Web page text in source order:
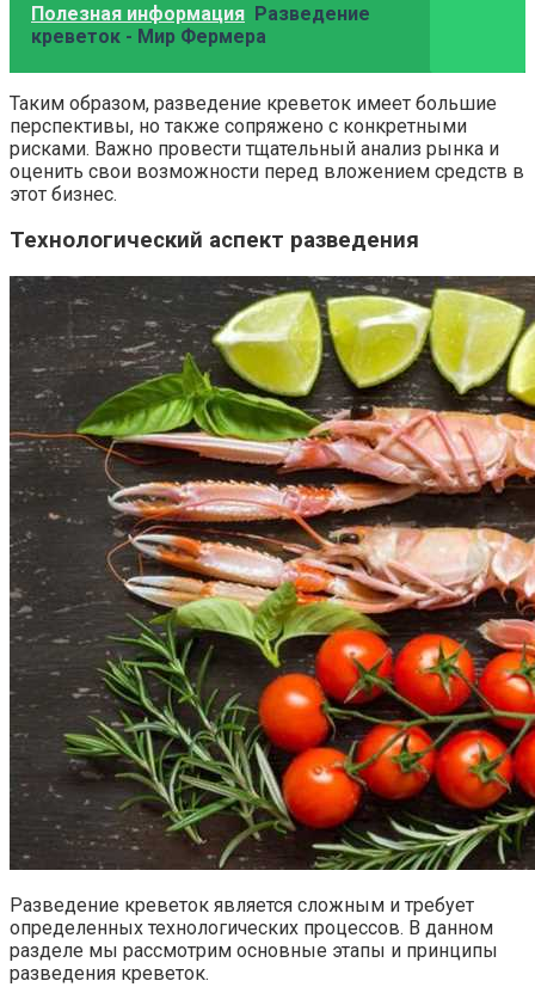
Полезная информация Разведение
креветок - Мир Фермера
Таким образом, разведение креветок имеет большие
перспективы, но также сопряжено с конкретными
рисками. Важно провести тщательный анализ рынка и
оценить свои возможности перед вложением средств в
этот бизнес.
Технологический аспект разведения
Разведение креветок является сложным и требует
определенных технологических процессов. В данном
разделе мы рассмотрим основные этапы и принципы
разведения креветок.